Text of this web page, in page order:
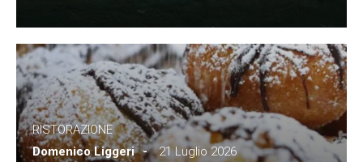
RISTORAZIONE
Domenico Liggeri
21 Luglio 2026